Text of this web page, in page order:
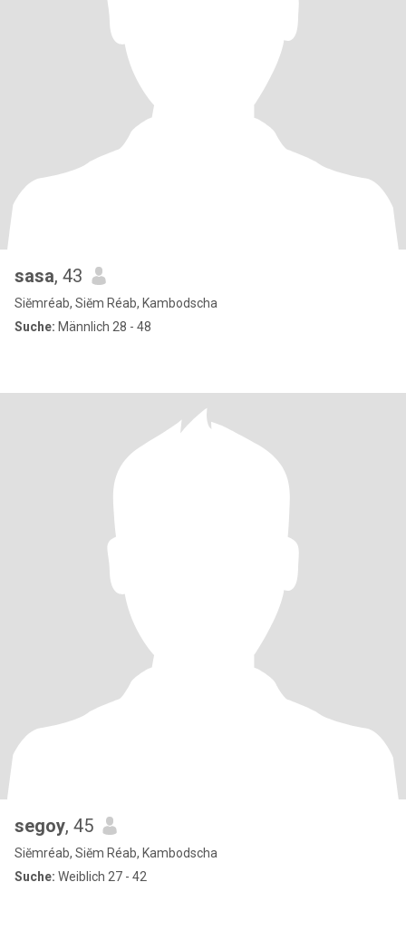
sasa, 43
Siĕmréab, Siĕm Réab, Kambodscha
Suche: Männlich 28 - 48
segoy, 45
Siĕmréab, Siĕm Réab, Kambodscha
Suche: Weiblich 27 - 42